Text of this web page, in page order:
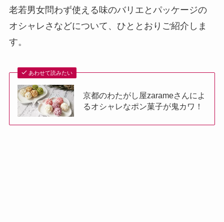
老若男女問わず使える味のバリエとパッケージの
オシャレさなどについて、ひととおりご紹介しま
す。
あわせて読みたい
京都のわたがし屋zarameさんによ
るオシャレなポン菓子が鬼カワ！